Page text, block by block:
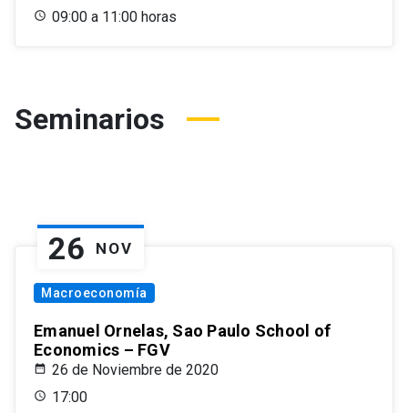
09:00 a 11:00 horas
Seminarios
26 NOV
Macroeconomía
Emanuel Ornelas, Sao Paulo School of
Economics – FGV
26 de Noviembre de 2020
17:00